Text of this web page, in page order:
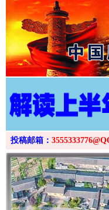
投稿邮箱：